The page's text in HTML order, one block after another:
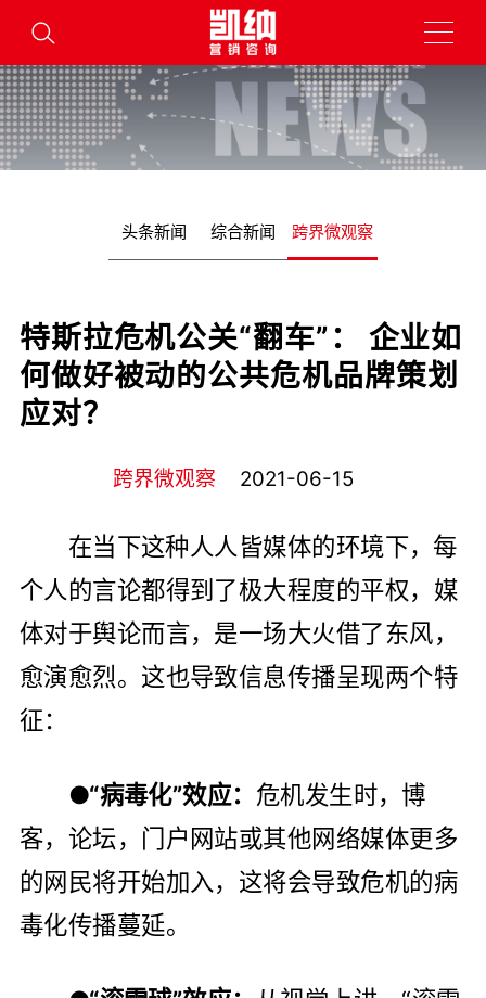
头条新闻 综合新闻 跨界微观察
特斯拉危机公关“翻车”： 企业如
何做好被动的公共危机品牌策划
应对？
跨界微观察 2021-06-15
在当下这种人人皆媒体的环境下，每
个人的言论都得到了极大程度的平权，媒
体对于舆论而言，是一场大火借了东风，
愈演愈烈。这也导致信息传播呈现两个特
征：
●“病毒化”效应： 危机发生时，博
客，论坛，门户网站或其他网络媒体更多
的网民将开始加入，这将会导致危机的病
毒化传播蔓延。